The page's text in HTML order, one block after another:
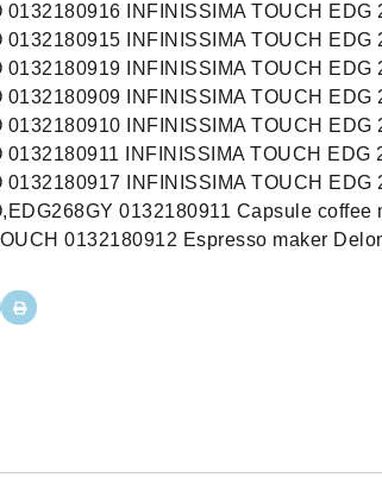
0132180916 INFINISSIMA TOUCH EDG
0132180915 INFINISSIMA TOUCH EDG
0132180919 INFINISSIMA TOUCH EDG
0132180909 INFINISSIMA TOUCH EDG
0132180910 INFINISSIMA TOUCH EDG
0132180911 INFINISSIMA TOUCH EDG
0132180917 INFINISSIMA TOUCH EDG
0132180911 Capsule
0132180912 Espresso maker